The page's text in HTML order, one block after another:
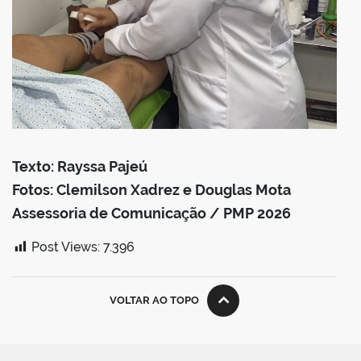
Texto: Rayssa Pajeú
Fotos: Clemilson Xadrez e Douglas Mota
Assessoria de Comunicação / PMP 2026
Post Views: 7.396
VOLTAR AO TOPO